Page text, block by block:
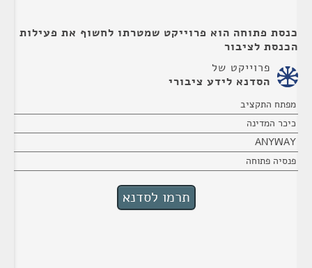
כנסת פתוחה הוא פרוייקט שמטרתו לחשוף את פעילות
הכנסת לציבור
פרוייקט של
הסדנא לידע ציבורי
מפתח התקציב
כיכר המדינה
ANYWAY
פנסיה פתוחה